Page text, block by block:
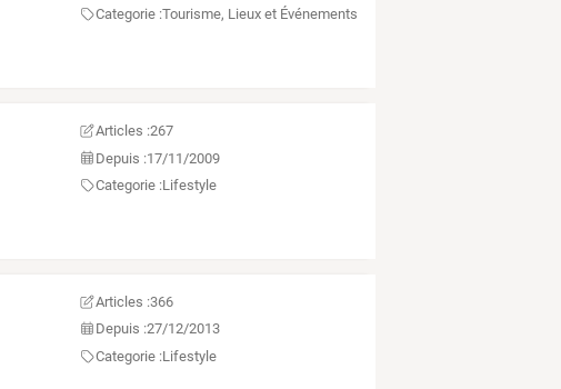
Categorie :Tourisme, Lieux et Événements
Articles :267
Depuis :17/11/2009
Categorie :Lifestyle
Articles :366
Depuis :27/12/2013
Categorie :Lifestyle